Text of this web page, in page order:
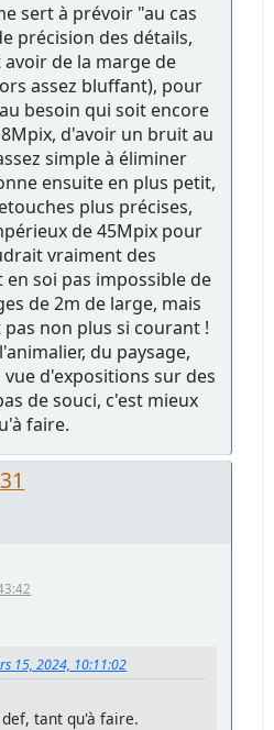
sert à prévoir "au cas
précision des détails,
de la marge de
assez bluffant), pour
besoin qui soit encore
d'avoir un bruit au
simple à éliminer
ensuite en plus petit,
plus précises,
de 45Mpix pour
vraiment des
en soi pas impossible de
de 2m de large, mais
non plus si courant !
du paysage,
d'expositions sur des
de souci, c'est mieux
faire.
15, 2024, 10:11:02
tant qu'à faire.